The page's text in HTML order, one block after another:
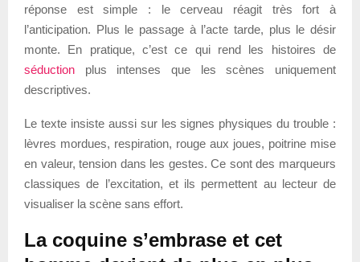
réponse est simple : le cerveau réagit très fort à
l’anticipation. Plus le passage à l’acte tarde, plus le désir
monte. En pratique, c’est ce qui rend les histoires de
séduction plus intenses que les scènes uniquement
descriptives.
Le texte insiste aussi sur les signes physiques du trouble :
lèvres mordues, respiration, rouge aux joues, poitrine mise
en valeur, tension dans les gestes. Ce sont des marqueurs
classiques de l’excitation, et ils permettent au lecteur de
visualiser la scène sans effort.
La coquine s’embrase et cet